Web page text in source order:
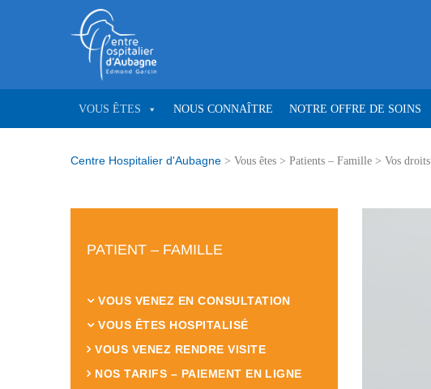
VOUS ÊTES NOUS CONNAÎTRE NOTRE OFFRE DE SOINS
Centre Hospitalier d'Aubagne > Vous êtes > Patients – Famille > Vos droits
PATIENT – FAMILLE
VOUS VENEZ EN CONSULTATION
VOUS ÊTES HOSPITALISÉ
VOUS VENEZ RENDRE VISITE
NOS TARIFS – PAIEMENT EN LIGNE